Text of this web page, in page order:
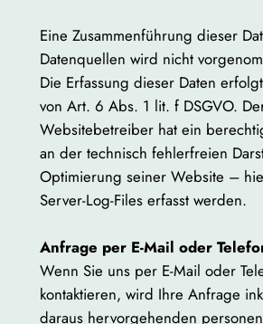
Eine Zusammenführung dieser
Datenquellen wird nicht
Die Erfassung dieser Daten
von Art. 6 Abs. 1 lit. f DSGVO.
Websitebetreiber hat ein
an der technisch fehlerfreien
Optimierung seiner Website –
Server-Log-Files erfasst werden.
Anfrage per E-Mail oder
Wenn Sie uns per E-Mail oder
kontaktieren, wird Ihre Anfrage
daraus hervorgehenden